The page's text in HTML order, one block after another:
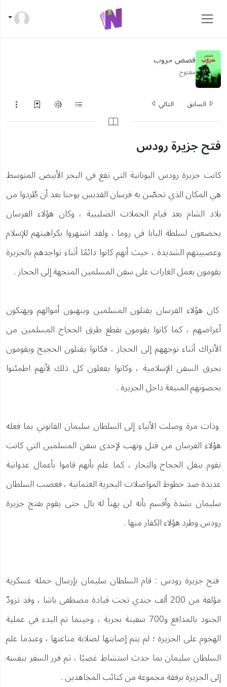
قصص حروب
مفتوح
السابق التالي
كانت جزيرة رودس اليونانية التي تقع في البحر الأبيض المتوسط
هي المكان الذي تحصّن به فرسان القديس يوحنا بعد أن طُردوا من
بلاد الشام بعد قيام الحملات الصليبية ، وكان هؤلاء الفرسان
يخضعون لسلطة البابا في روما ، ولقد اشتهروا بكراهيتهم للإسلام
وعصبيتهم الشديدة ، حيث أنهم كانوا دائمًا أثناء تواجدهم بالجزيرة
يقومون بعمل الغارات على سفن المسلمين المتجهة إلى الحجاز .
كان هؤلاء الفرسان يقتلون المسلمين وينهبون أموالهم ويهتكون
أعراضهم ، كما كانوا يقومون بقطع طرق الحجاج المسلمين من
الأتراك أثناء توجههم إلى الحجاز ، فكانوا يقتلون الحجيج ويقومون
بحرق السفن الإسلامية ، وكانوا يفعلون كل ذلك لأنهم اطمئنوا
بحصونهم المنيعة داخل الجزيرة .
وذات مرة وصلت الأنباء إلى السلطان سليمان القانوني بما فعله
هؤلاء الفرسان من قتل ونهب لإحدى سفن المسلمين التي كانت
تقوم بنقل الحجاج والتجار ، كما علم بأنهم قاموا بأعمال عدوانية
عديدة ضد خطوط المواصلات البحرية العثمانية ، فغضب السلطان
سليمان بشدة وأقسم بأنه لن يهنأ له بال حتى يقوم بفتح جزيرة
رودس وطرد هؤلاء الكفار منها .
فتح جزيرة رودس : قام السلطان سليمان بإرسال حملة عسكرية
مؤلفة من 200 ألف جندي تحت قيادة مصطفى باشا ، وقد تزودّ
الجنود بالمدافع و700 سفينة بحرية ، وحينما تم البدء في عملية
الهجوم على الجزيرة ؛ لم يتم إصابتها لصلابة مناعتها ، وعندما علم
السلطان سليمان بما حدث استشاط غضبًا ، ثم قرر السفر بنفسه
إلى الجزيرة برفقة مجموعة من كتائب المجاهدين .